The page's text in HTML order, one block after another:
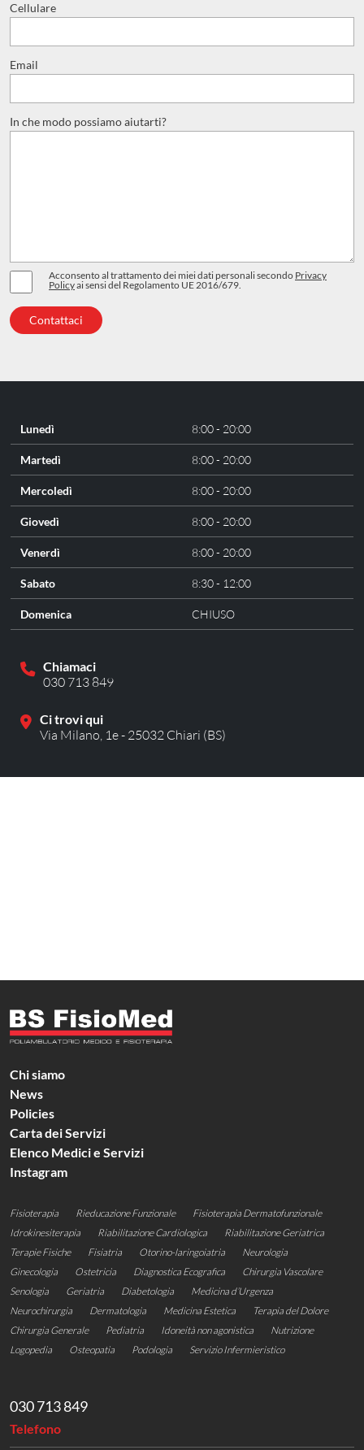
Cellulare
Email
In che modo possiamo aiutarti?
Acconsento al trattamento dei miei dati personali secondo Privacy
Policyai sensi del Regolamento UE 2016/679.
Lunedì 8:00 - 20:00
Martedì 8:00 - 20:00
Mercoledì 8:00 - 20:00
Giovedì 8:00 - 20:00
Venerdì 8:00 - 20:00
Sabato 8:30 - 12:00
Domenica CHIUSO
Chiamaci
030 713 849
Ci trovi qui
Via Milano, 1e - 25032 Chiari (BS)
Chi siamo
News
Policies
Carta dei Servizi
Elenco Medici e Servizi
Instagram
Fisioterapia Rieducazione Funzionale
Fisioterapia Dermatofunzionale
Idrokinesiterapia
Riabilitazione Cardiologica
Riabilitazione Geriatrica​​
Terapie Fisiche
Fisiatria Otorino-laringoiatria
Neurologia
Ginecologia
Ostetricia Diagnostica Ecografica
Chirurgia Vascolare
Senologia
Geriatria Diabetologia
Medicina d’Urgenza
Neurochirurgia
Dermatologia Medicina Estetica
Terapia del Dolore
Chirurgia Generale
Pediatria Idoneità non agonistica
Nutrizione
Logopedia
Osteopatia Podologia Servizio Infermieristico
030 713 849
Telefono